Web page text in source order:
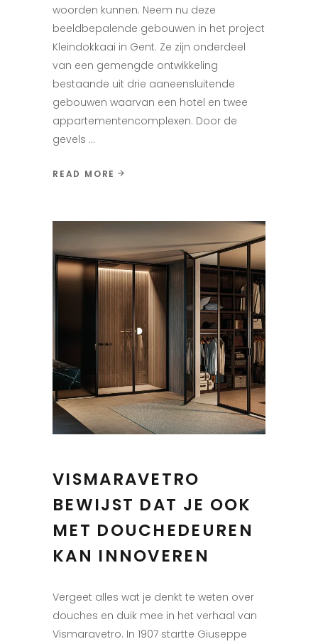
woorden kunnen. Neem nu deze
beeldbepalende gebouwen in het project
Kleindokkaai in Gent. Ze zijn onderdeel
van een gemengde ontwikkeling
bestaande uit drie aaneensluitende
gebouwen waarvan een hotel en twee
appartementencomplexen. Door de
gevels
READ MORE
VISMARAVETRO
BEWIJST DAT JE OOK
MET DOUCHEDEUREN
KAN INNOVEREN
Vergeet alles wat je denkt te weten over
douches en duik mee in het verhaal van
Vismaravetro. In 1907 startte Giuseppe